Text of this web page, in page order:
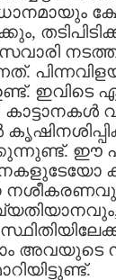
സവാരി
ഇവിടെ
ഈ
അവയുടെ